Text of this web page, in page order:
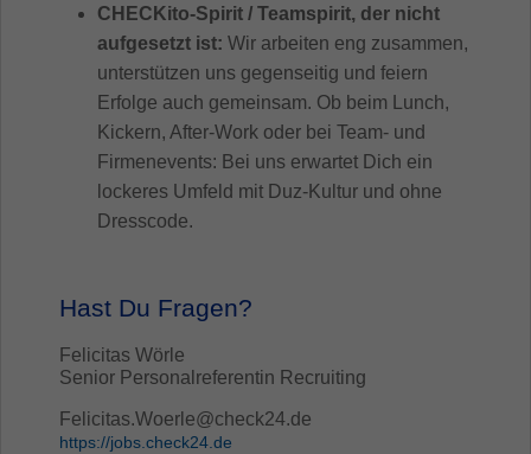
CHECKito-Spirit / Teamspirit, der nicht
aufgesetzt ist: Wir arbeiten eng zusammen,
unterstützen uns gegenseitig und feiern
Erfolge auch gemeinsam. Ob beim Lunch,
Kickern, After-Work oder bei Team- und
Firmenevents: Bei uns erwartet Dich ein
lockeres Umfeld mit Duz-Kultur und ohne
Dresscode.
Hast Du Fragen?
Felicitas Wörle
Senior Personalreferentin Recruiting
Felicitas.Woerle@check24.de
https://jobs.check24.de